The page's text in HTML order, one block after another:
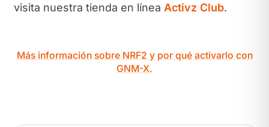
visita nuestra tienda en línea Activz Club.
Más información sobre NRF2 y por qué activarlo con
GNM-X.